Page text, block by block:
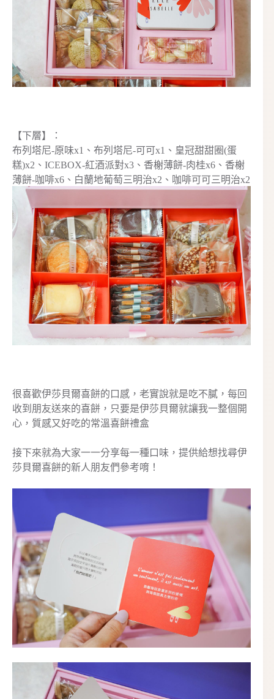
【下層】：
布列塔尼-原味x1、布列塔尼-可可x1、皇冠甜甜圈(蛋
糕)x2、ICEBOX-紅酒派對x3、香榭薄餅-肉桂x6、香榭
薄餅-咖啡x6、白蘭地葡萄三明治x2、咖啡可可三明治x2
很喜歡伊莎貝爾喜餅的口感，老實說就是吃不膩，每回
收到朋友送來的喜餅，只要是伊莎貝爾就讓我一整個開
心，質感又好吃的常溫喜餅禮盒
接下來就為大家一一分享每一種口味，提供給想找尋伊
莎貝爾喜餅的新人朋友們參考唷！